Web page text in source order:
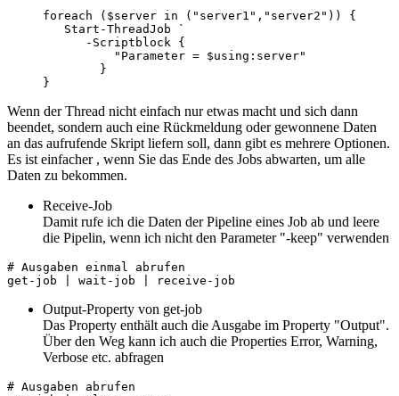
foreach ($server in ("server1","server2")) {
   Start-ThreadJob `
      -Scriptblock {
          "Parameter = $using:server"
        }
}
Wenn der Thread nicht einfach nur etwas macht und sich dann
beendet, sondern auch eine Rückmeldung oder gewonnene Daten
an das aufrufende Skript liefern soll, dann gibt es mehrere Optionen.
Es ist einfacher , wenn Sie das Ende des Jobs abwarten, um alle
Daten zu bekommen.
Receive-Job
Damit rufe ich die Daten der Pipeline eines Job ab und leere
die Pipelin, wenn ich nicht den Parameter "-keep" verwenden
# Ausgaben einmal abrufen
Output-Property von get-job
Das Property enthält auch die Ausgabe im Property "Output".
Über den Weg kann ich auch die Properties Error, Warning,
Verbose etc. abfragen
# Ausgaben abrufen